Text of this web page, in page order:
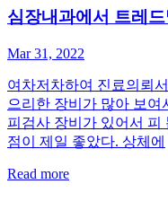
심장내과에서 트레드
Mar 31, 2022
여차저차하여 진료의뢰
으리한 장비가 많아 보여
피검사 장비가 있어서 피
점이 제일 좋았다. 상체에
Read more